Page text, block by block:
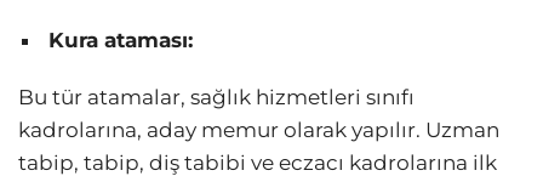
Kura ataması:
Bu tür atamalar, sağlık hizmetleri sınıfı
kadrolarına, aday memur olarak yapılır. Uzman
tabip, tabip, diş tabibi ve eczacı kadrolarına ilk